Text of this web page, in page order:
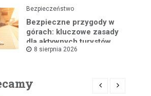
Bezpieczeństwo
Bezpieczne przygody w
górach: kluczowe zasady
dla aktywnych turystów
8 sierpnia 2026